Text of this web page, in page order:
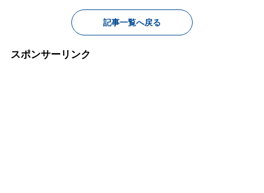
記事一覧へ戻る
スポンサーリンク